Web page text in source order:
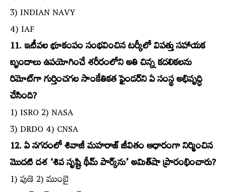
3) INDIAN NAVY
4) IAF
11. ఇటీవల భూకంపం సంభవించిన టర్కీలో విపత్తు సహాయక
బృందాలు ఉపయోగించే శరీరంలోని అతి చిన్న కదలికలను
రిమోట్‌గా గుర్తించగల సాంకేతికత ఫైండర్‌ని ఏ సంస్థ అభివృద్ధి
చేసింది?
1) ISRO 2) NASA
3) DRDO 4) CNSA
12. ఏ నగరంలో శివాజీ మహరాజ్‌ జీవితం ఆధారంగా నిర్మించిన
మొదటి దశ ‘శివ సృష్టి థీమ్‌ పార్క్‌ను’ అమిత్‌షా ప్రారంభించారు?
1) పుణె 2) ముంబై